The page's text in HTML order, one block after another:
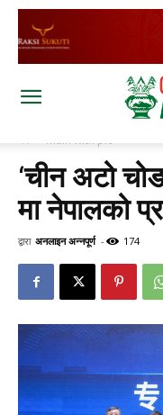
घर main with pic
‘चीन अटो
मा नेपालको
द्वारा अनलाइन अन्नपूर्ण - 174